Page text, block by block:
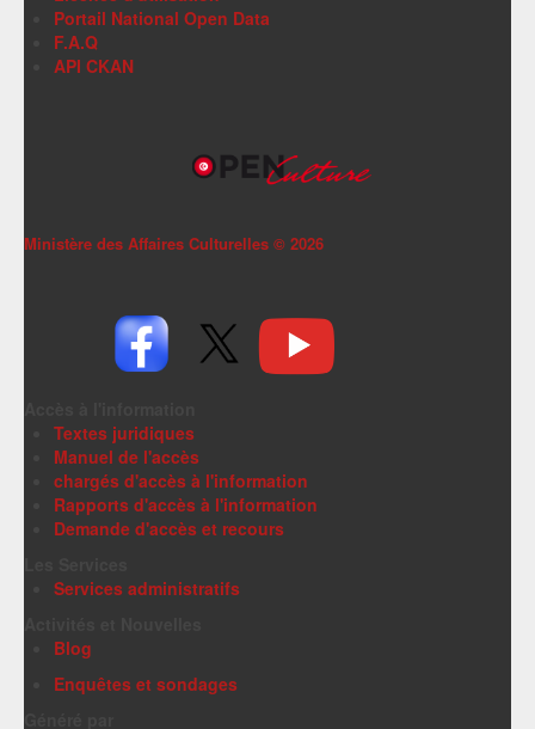
Portail National Open Data
F.A.Q
API CKAN
Ministère des Affaires Culturelles © 2026
Textes juridiques
Manuel de l'accès
chargés d'accès à l'information
Rapports d'accès à l'information
Demande d'accès et recours
Services administratifs
Blog
Enquêtes et sondages